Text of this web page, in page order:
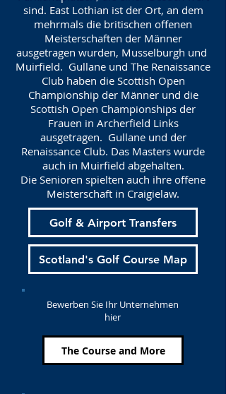
sind. East Lothian ist der Ort, an dem
mehrmals die britischen offenen
Meisterschaften der Männer
ausgetragen wurden, Musselburgh und
Muirfield. Gullane und The Renaissance
Club haben die Scottish Open
Championship der Männer und die
Scottish Open Championships der
Frauen in Archerfield Links
ausgetragen. Gullane und der
Renaissance Club. Das Masters wurde
auch in Muirfield abgehalten.
Die Senioren spielten auch ihre offene
Meisterschaft in Craigielaw.
Golf & Airport Transfers
Scotland's Golf Course Map
Bewerben Sie Ihr Unternehmen
hier
The Course and More